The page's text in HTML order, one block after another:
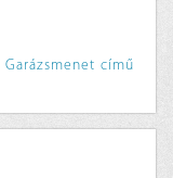
Garázsmenet című